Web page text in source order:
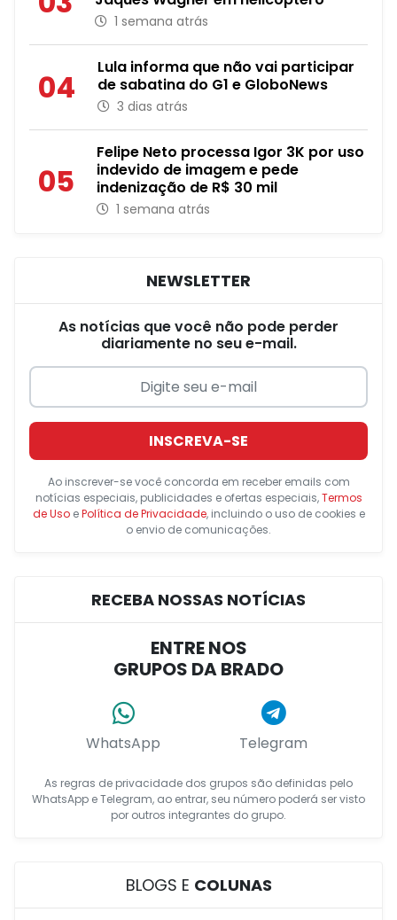
1 semana atrás
04
Lula informa que não vai participar
de sabatina do G1 e GloboNews
3 dias atrás
05
Felipe Neto processa Igor 3K por uso
indevido de imagem e pede
indenização de R$ 30 mil
1 semana atrás
NEWSLETTER
As notícias que você não pode perder
diariamente no seu e-mail.
INSCREVA-SE
Ao inscrever-se você concorda em receber emails com
notícias especiais, publicidades e ofertas especiais,Termos
de UsoePolítica de Privacidade, incluindo o uso de cookies e
o envio de comunicações.
RECEBA NOSSAS NOTÍCIAS
ENTRE NOS
GRUPOS DA BRADO
WhatsApp Telegram
As regras de privacidade dos grupos são definidas pelo
WhatsApp e Telegram, ao entrar, seu número poderá ser visto
por outros integrantes do grupo.
BLOGS E COLUNAS